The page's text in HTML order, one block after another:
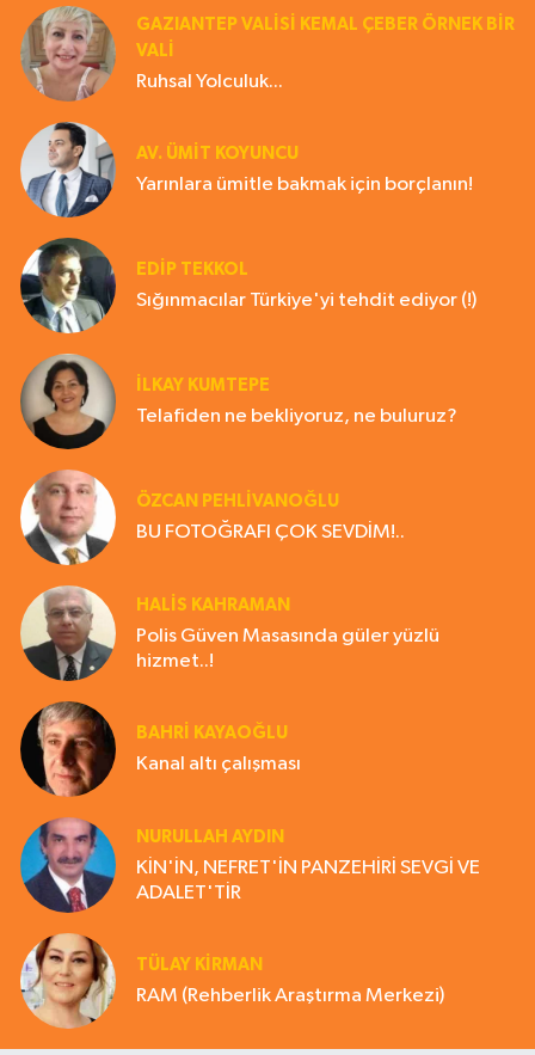
GAZIANTEP VALISI KEMAL ÇEBER ÖRNEK BİR
VALİ
Ruhsal Yolculuk...
AV. ÜMIT KOYUNCU
Yarınlara ümitle bakmak için borçlanın!
EDIP TEKKOL
Sığınmacılar Türkiye'yi tehdit ediyor (!)
İLKAY KUMTEPE
Telafiden ne bekliyoruz, ne buluruz?
ÖZCAN PEHLİVANOĞLU
BU FOTOĞRAFI ÇOK SEVDİM!..
HALIS KAHRAMAN
Polis Güven Masasında güler yüzlü
hizmet..!
BAHRI KAYAOĞLU
Kanal altı çalışması
NURULLAH AYDIN
KİN'İN, NEFRET'İN PANZEHİRİ SEVGİ VE
ADALET'TİR
TÜLAY KİRMAN
RAM (Rehberlik Araştırma Merkezi)